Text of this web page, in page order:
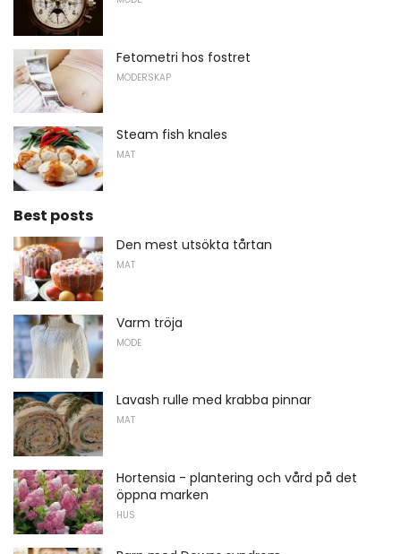
Fetometri hos fostret
MODERSKAP
Steam fish knales
MAT
Best posts
Den mest utsökta tårtan
MAT
Varm tröja
MODE
Lavash rulle med krabba pinnar
MAT
Hortensia - plantering och vård på det
öppna marken
HUS